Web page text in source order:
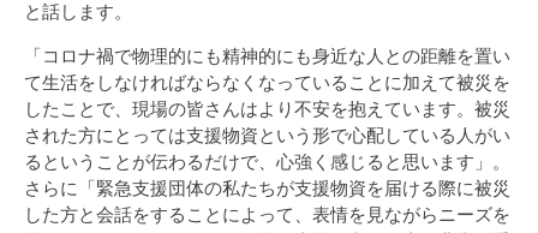
と話します。
「コロナ禍で物理的にも精神的にも身近な人との距離を置い
て生活をしなければならなくなっていることに加えて被災を
したことで、現場の皆さんはより不安を抱えています。被災
された方にとっては支援物資という形で心配している人がい
るということが伝わるだけで、心強く感じると思います」。
さらに「緊急支援団体の私たちが支援物資を届ける際に被災
した方と会話をすることによって、表情を見ながらニーズを